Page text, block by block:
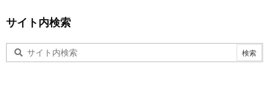
サイト内検索